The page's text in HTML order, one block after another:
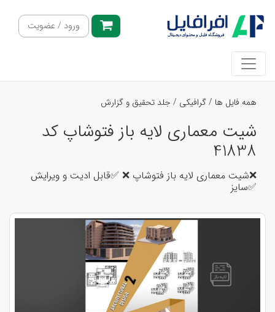
ورود / عضویت
همه فایل ها /گرافیکی / جلد تحقیق و گزارش
شیت معماری لایه باز فتوشاپ کد
41838
❌شیت معماری لایه باز فتوشاپ ❌ ✅قابل ادیت و ویرایش
✅سایز